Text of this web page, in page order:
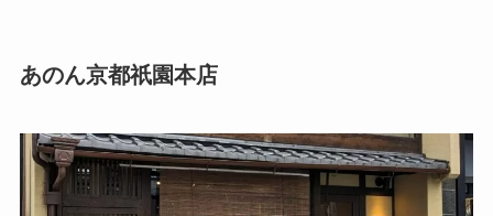
あのん京都祇園本店